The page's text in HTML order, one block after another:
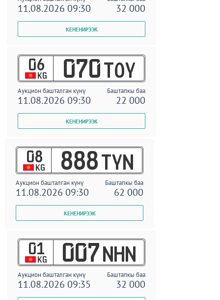
11.08.2026 09:30 32 000
06
KG 070 TOY
Аукцион башталган күнү Баштапкы баа
11.08.2026 09:30 22 000
08
KG 888 TYN
Аукцион башталган күнү Баштапкы баа
11.08.2026 09:30 62 000
01
KG 007 NHN
Аукцион башталган күнү Баштапкы баа
11.08.2026 09:35 32 000